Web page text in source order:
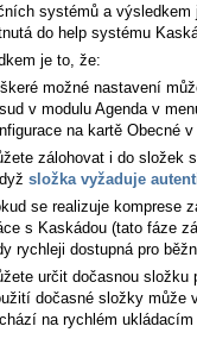
systémů a výsledkem
do help systému
je to, že:
možné nastavení
v modulu Agenda v
na kartě Obecné v
zálohovat i do složek
složka vyžaduje
se realizuje komprese
s Kaskádou (tato fáze
rychleji dostupná pro
určit dočasnou
dočasné složky může
na rychlém